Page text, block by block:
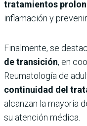
tratamientos
inflamación y
Finalmente, se
de transición, en
Reumatología de
continuidad del
alcanzan la mayoría
su atención médica.